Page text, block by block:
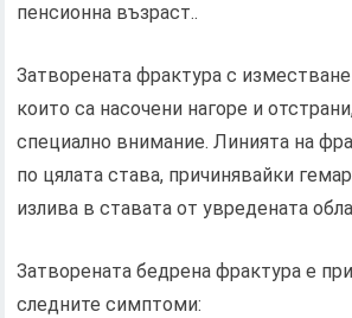
пенсионна възраст..
Затворената фрактура с
които са насочени нагоре и
специално внимание. Линията на
по цялата става, причинявайки
излива в ставата от увредената
Затворената бедрена фрактура е
следните симптоми: